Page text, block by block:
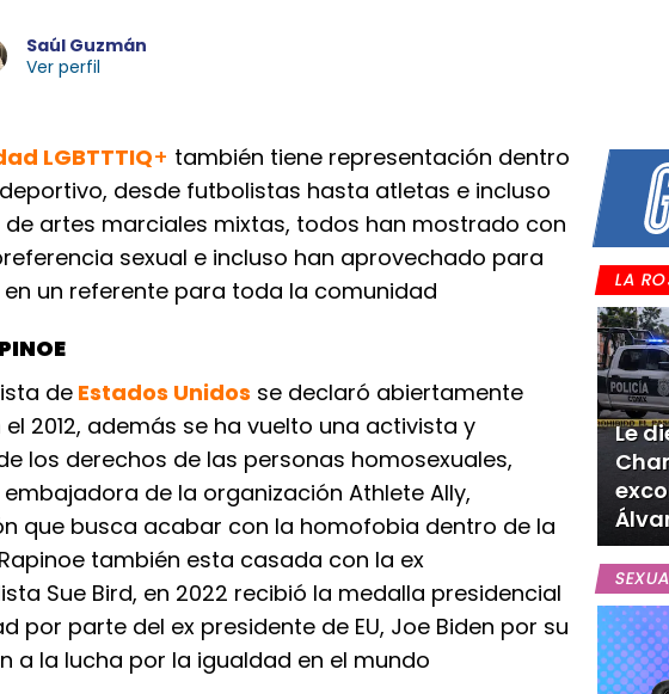
Saúl Guzmán
Ver perfil
LGBTTTIQ+ también tiene representación dentro
desde futbolistas hasta atletas e incluso
de artes marciales mixtas, todos han mostrado con
sexual e incluso han aprovechado para
un referente para toda la comunidad
de Estados Unidos se declaró abiertamente
2012, además se ha vuelto una activista y
los derechos de las personas homosexuales,
de la organización Athlete Ally,
que busca acabar con la homofobia dentro de la
también esta casada con la ex
Sue Bird, en 2022 recibió la medalla presidencial
por parte del ex presidente de EU, Joe Biden por su
a la lucha por la igualdad en el mundo
LA
Le